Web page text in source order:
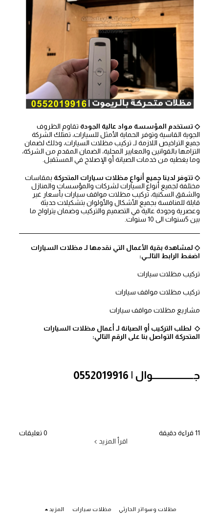
◇ تستخدم المؤسسة مواد عالية الجودة تقاوم الظروف
الجوية القاسية وتوفر الحماية الأمثل للسيارات، تمتلك الشركة
جميع التراخيص اللازمة لـ تركيب مظلات السيارات، وذلك لضمان
التزامها بالقوانين والمعايير المحلية، الضمان المقدم من الشركة،
وما يغطيه من خدمات الصيانة أو الإصلاح في المستقبل.
◇ تتوفر لدينا جميع أنواع مظلات سيارات المتحركة بمقاسات
مختلفة لجميع أنواع السيارات لشركات والمؤسسات والمنازل
والشقق السكنية، تركيب مظلات مواقف سيارات بأسعار غير
قابلة للمنافسة بجميع الأشكال والأولوان بتشكيلات حديثة
وعصرية وجودة عالية في التصميم والتركيب وضمان يتراواح ما
بين 5سنوات الى 10 سنوات.
◇ لمشاهدة بقية الأعمال التي نقدمها لـ مظلات السيارات
اضغط الرابط التالــي:
تركيب مظلات سيارات
تركيب مظلات مواقف سيارات
مشاريع مظلات مواقف سيارات
◇ لطلب التركيب أو الصيانة لـ أعمال مظلات السيارات
المتحركة التواصل بنا على الرقم التالي:
جـــــــــــــــــــــوال | 0552019916
11 قراءة دقيقة
0 تعليقات
اقرأ المزيد
مظلات وسواتر الحارثي مظلات سيارات المزيد